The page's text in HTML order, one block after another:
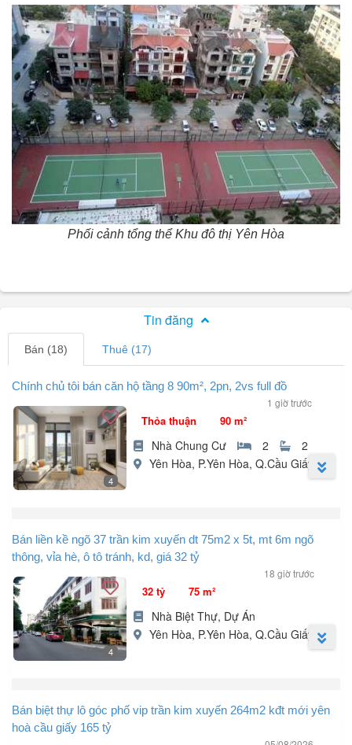
Phối cảnh tổng thể Khu đô thị Yên Hòa
Tin đăng
Bán (18) Thuê (17)
Chính chủ tôi bán căn hộ tầng 8 90m², 2pn, 2vs full đồ
1 giờ trước
4
Thỏa thuận 90 m²
Nhà Chung Cư 2
2
Yên Hòa, P.Yên Hòa, Q.Cầu Giấy, HN
Cầu Giấy. DT 90m², 2PN, 2VS đầy đủ đồ (sửa 3PN vẫn thoáng
sáng). Căn góc, BC Đông Nam, tầng trung. Giá chỉ 6,X tỷ Thương
lượng. LH .
Bán liền kề ngõ 37 trần kim xuyến dt 75m2 x 5t, mt 6m ngõ
thông, vỉa hè, ô tô tránh, kd, giá 32 tỷ
18 giờ trước
4
32 tỷ 75 m²
Nhà Biệt Thự, Dự Án
Yên Hòa, P.Yên Hòa, Q.Cầu Giấy, HN
tô tránh, thông các ngả.
- DT 75 m², xây 5 tầng, MT 6 m.
+ Vị trí: Đắc địa, kinh doanh sầm uất, gần phố, đường thông đi
Bán biệt thự lô góc phố vip trần kim xuyến 264m2 kđt mới yên
hoà cầu giấy 165 tỷ